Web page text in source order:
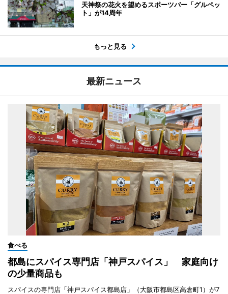
天神祭の花火を望めるスポーツバー「グルペッ
ト」が14周年
もっと見る
最新ニュース
食べる
都島にスパイス専門店「神戸スパイス」 家庭向け
の少量商品も
スパイスの専門店「神戸スパイス都島店」（大阪市都島区高倉町1）が7